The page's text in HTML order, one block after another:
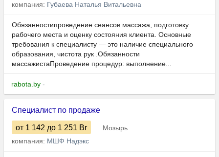
компания: Губаева Наталья Витальевна
Обязанностипроведение сеансов массажа, подготовку
рабочего места и оценку состояния клиента. Основные
требования к специалисту — это наличие специального
образования, чистота рук .Обязанности
массажистаПроведение процедур: выполнение...
rabota.by -
Специалист по продаже
от 1 142 до 1 251 Br
Мозырь
компания: МШФ Надэкс